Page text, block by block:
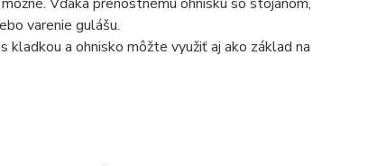
varenie gulášu.
a ohnisko môžte využiť aj ako základ na